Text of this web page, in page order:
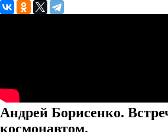
Андрей Борисенко.
космонавтом.